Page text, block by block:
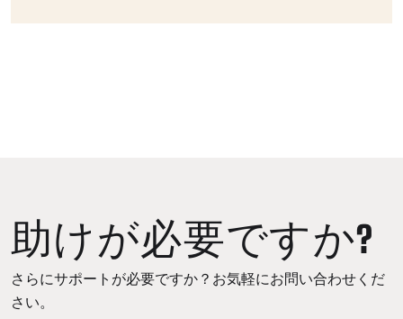
助けが必要ですか?
さらにサポートが必要ですか？お気軽にお問い合わせくだ
さい。